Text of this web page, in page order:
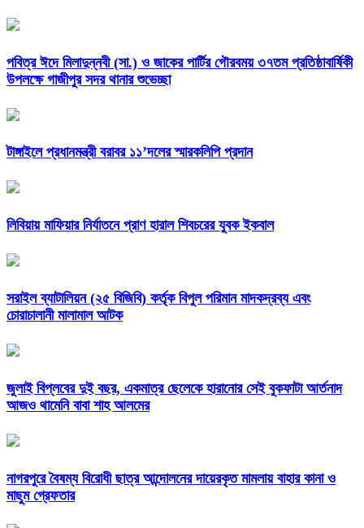
পবিত্র ঈদে মিলাদুন্নবী (সা.) ও জাকের পার্টির গৌরবময় ৩৭তম প্রতিষ্ঠাবার্ষিকী
উপলক্ষে গাজীপুর সদর থানার শুভেচ্ছা
টাঙ্গাইলে প্রধানমন্ত্রী বরাবর ১১’দলের স্মারকলিপি প্রদান
লিবিয়ায় মাফিয়ার নির্যাতনে প্রাণ হারাল শিবচরের যুবক ইকবাল
সরাইল ব্যাটালিয়ন (২৫ বিজিবি) কর্তৃক বিপুল পরিমান মাদকদ্রব্য এবং
চোরাচালানী মালামাল আটক
জুলাই বিপ্লবের দুই বছর, একমাত্র ছেলেকে হারানোর সেই বুকফাটা আর্তনাদ
আজও থামেনি বাবা শাহ আলমের
নাগরপুরে বৈষম্য বিরোধী ছাত্র আন্দোলনের দায়েরকৃত মামলায় বাহার কানা ও
মাছুম গ্রেফতার